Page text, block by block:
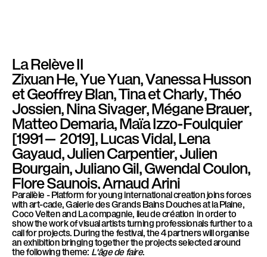
a
r
a
l
l
è
l
e
La Relève II
Zixuan He, Yue Yuan, Vanessa Husson
et Geoffrey Blan, Tina et Charly, Théo
Jossien, Nina Sivager, Mégane Brauer,
Matteo Demaria, Maïa Izzo-Foulquier
[1991— 2019], Lucas Vidal, Lena
Gayaud, Julien Carpentier, Julien
Bourgain, Juliano Gil, Gwendal Coulon,
Flore Saunois, Arnaud Arini
Parallèle - Platform for young international creation joins forces
with art-cade, Galerie des Grands Bains Douches at la Plaine,
Coco Velten and La compagnie, lieu de création in order to
show the work of visual artists turning professionals further to a
call for projects. During the festival, the 4 partners will organise
an exhibition bringing together the projects selected around
the following theme: L'âge de faire.